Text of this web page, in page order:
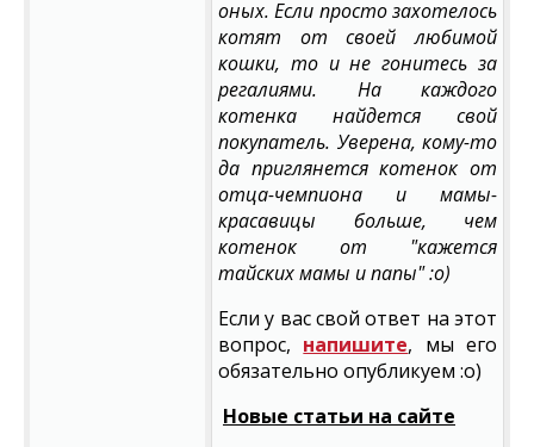
оных. Если просто захотелось
котят от своей любимой
кошки, то и не гонитесь за
регалиями. На каждого
котенка найдется свой
покупатель. Уверена, кому-то
да приглянется котенок от
отца-чемпиона и мамы-
красавицы больше, чем
котенок от "кажется
тайских мамы и папы" :о)
Если у вас свой ответ на этот
вопрос, напишите, мы его
обязательно опубликуем :о)
Новые статьи на сайте